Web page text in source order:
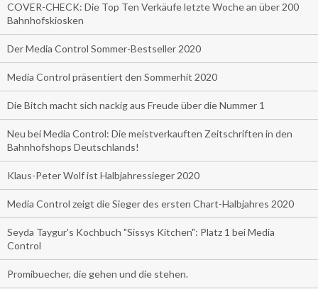
COVER-CHECK: Die Top Ten Verkäufe letzte Woche an über 200
Bahnhofskiosken
Der Media Control Sommer-Bestseller 2020
Media Control präsentiert den Sommerhit 2020
Die Bitch macht sich nackig aus Freude über die Nummer 1
Neu bei Media Control: Die meistverkauften Zeitschriften in den
Bahnhofshops Deutschlands!
Klaus-Peter Wolf ist Halbjahressieger 2020
Media Control zeigt die Sieger des ersten Chart-Halbjahres 2020
Seyda Taygur's Kochbuch "Sissys Kitchen": Platz 1 bei Media
Control
Promibuecher, die gehen und die stehen.